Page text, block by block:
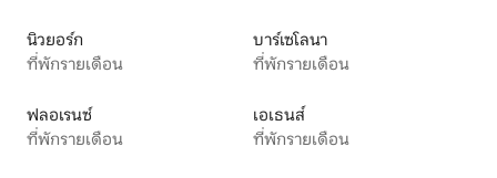
นิวยอร์ก
ที่พักรายเดือน
บาร์เซโลนา
ที่พักรายเดือน
ฟลอเรนซ์
ที่พักรายเดือน
เอเธนส์
ที่พักรายเดือน